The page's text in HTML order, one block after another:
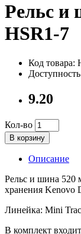
Рельс и
HSR1-7
Код товара:
9.20
Кол-во
В корзину
Описание
Рельс и шина 520
хранения Kenovo
Линейка: Mini
В комплект